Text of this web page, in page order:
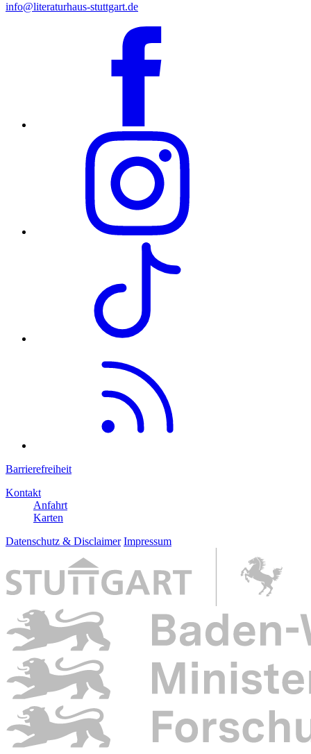
info@literaturhaus-stuttgart.de
Barrierefreiheit
Kontakt
Anfahrt
Karten
Datenschutz & Disclaimer Impressum